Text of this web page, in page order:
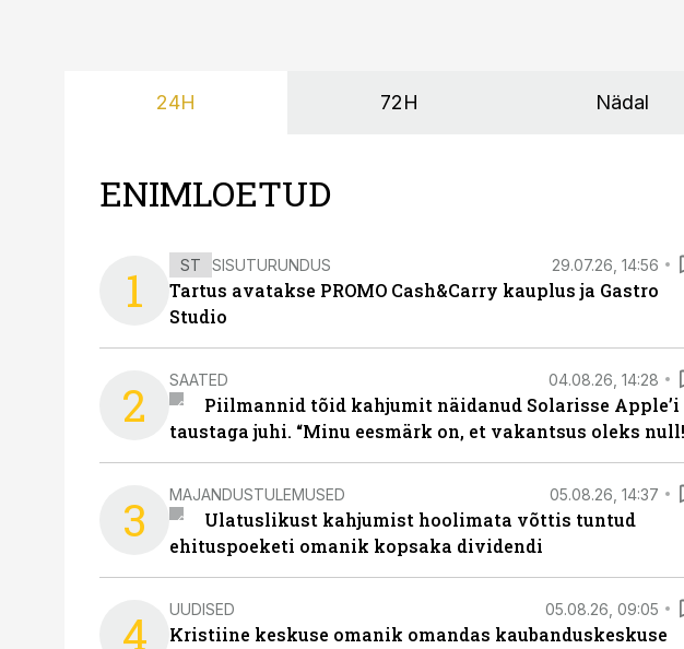
24H 72H Nädal
ENIMLOETUD
1 ST SISUTURUNDUS 29.07.26, 14:56
Tartus avatakse PROMO Cash&Carry kauplus ja Gastro
Studio
2 SAATED 04.08.26, 14:28
Piilmannid tõid kahjumit näidanud Solarisse Apple’i
taustaga juhi. “Minu eesmärk on, et vakantsus oleks
3 MAJANDUSTULEMUSED 05.08.26, 14:37
Ulatuslikust kahjumist hoolimata võttis tuntud
ehituspoeketi omanik kopsaka dividendi
4 UUDISED 05.08.26, 09:05
Kristiine keskuse omanik omandas kaubanduskeskuse